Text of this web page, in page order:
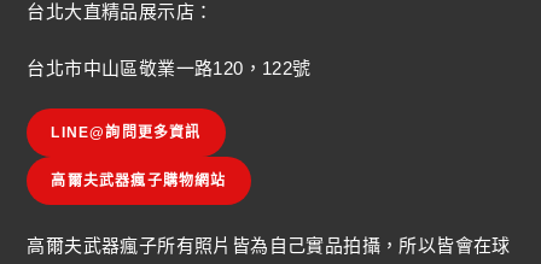
台北大直精品展示店：
台北市中山區敬業一路120，122號
LINE@詢問更多資訊
高爾夫武器瘋子購物網站
高爾夫武器瘋子所有照片皆為自己實品拍攝，所以皆會在球